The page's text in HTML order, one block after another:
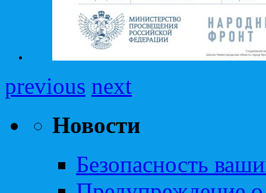
previous next
Новости
Безопасность